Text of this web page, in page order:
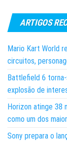
ARTIGOS
Mario Kart World
circuitos,
Battlefield 6
explosão de
Horizon atinge 38
como um dos
Sony prepara o